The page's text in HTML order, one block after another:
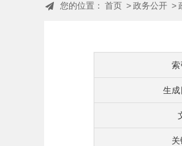
您的位置： 首页 >政务公开 >
索
生成
关